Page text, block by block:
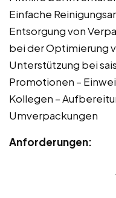
Einfache
Entsorgung von
bei der Optimierung
Unterstützung bei
Promotionen –
Kollegen –
Umverpackungen
Anforderungen: